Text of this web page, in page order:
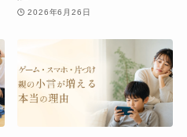
2026年6月26日